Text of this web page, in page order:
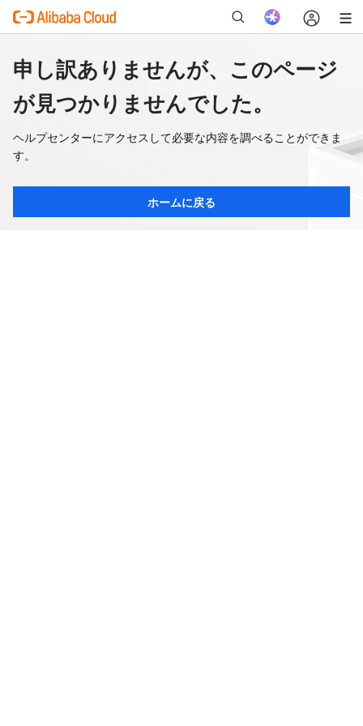
申し訳ありませんが、このページ
が見つかりませんでした。
ヘルプセンターにアクセスして必要な内容を調べることができま
す。
ホームに戻る